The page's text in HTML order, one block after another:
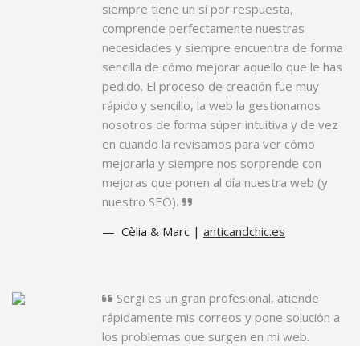
siempre tiene un sí por respuesta,
comprende perfectamente nuestras
necesidades y siempre encuentra de forma
sencilla de cómo mejorar aquello que le has
pedido. El proceso de creación fue muy
rápido y sencillo, la web la gestionamos
nosotros de forma súper intuitiva y de vez
en cuando la revisamos para ver cómo
mejorarla y siempre nos sorprende con
mejoras que ponen al día nuestra web (y
nuestro SEO).
Cèlia & Marc | anticandchic.es
Sergi es un gran profesional, atiende
rápidamente mis correos y pone solución a
los problemas que surgen en mi web.